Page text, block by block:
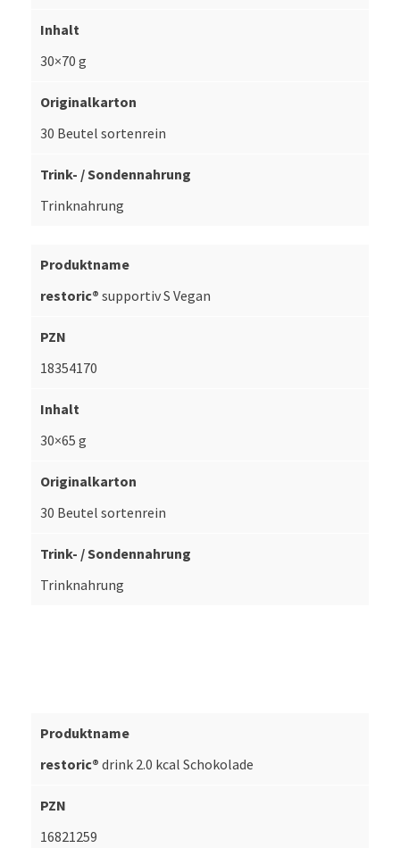
30×70 g
30 Beutel sortenrein
Trinknahrung
restoric® supportiv S Vegan
18354170
30×65 g
30 Beutel sortenrein
Trinknahrung
restoric® drink 2.0 kcal Schokolade
16821259